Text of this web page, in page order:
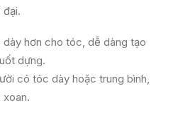
đại.
dày hơn cho tóc, dễ dàng tạo
dựng.
có tóc dày hoặc trung bình,
xoan.